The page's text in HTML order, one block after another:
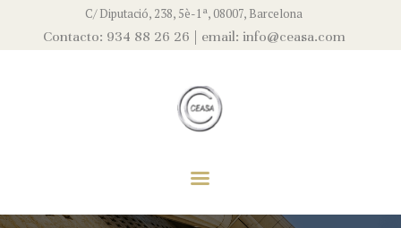
C/ Diputació, 238, 5è-1ª, 08007, Barcelona
Contacto: 934 88 26 26 | email: info@ceasa.com
Asesores Fiscales, S.L
EMPRESA
EQUIP